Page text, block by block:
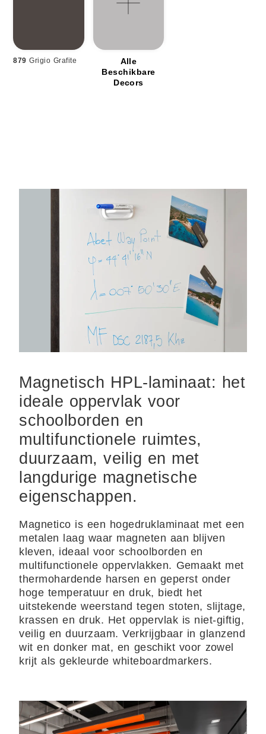
879 Grigio Grafite
Alle
Beschikbare
Decors
Magnetisch HPL-laminaat: het
ideale oppervlak voor
schoolborden en
multifunctionele ruimtes,
duurzaam, veilig en met
langdurige magnetische
eigenschappen.
Magnetico is een hogedruklaminaat met een
metalen laag waar magneten aan blijven
kleven, ideaal voor schoolborden en
multifunctionele oppervlakken. Gemaakt met
thermohardende harsen en geperst onder
hoge temperatuur en druk, biedt het
uitstekende weerstand tegen stoten, slijtage,
krassen en druk. Het oppervlak is niet-giftig,
veilig en duurzaam. Verkrijgbaar in glanzend
wit en donker mat, en geschikt voor zowel
krijt als gekleurde whiteboardmarkers.